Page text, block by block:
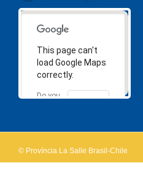
This page can't
load Google Maps
correctly.
Do you
OK
© Província La Salle Brasil-Chile